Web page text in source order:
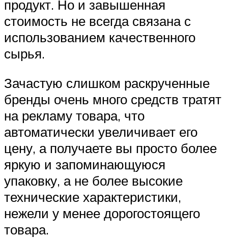
продукт. Но и завышенная
стоимость не всегда связана с
использованием качественного
сырья.
Зачастую слишком раскрученные
бренды очень много средств тратят
на рекламу товара, что
автоматически увеличивает его
цену, а получаете вы просто более
яркую и запоминающуюся
упаковку, а не более высокие
технические характеристики,
нежели у менее дорогостоящего
товара.